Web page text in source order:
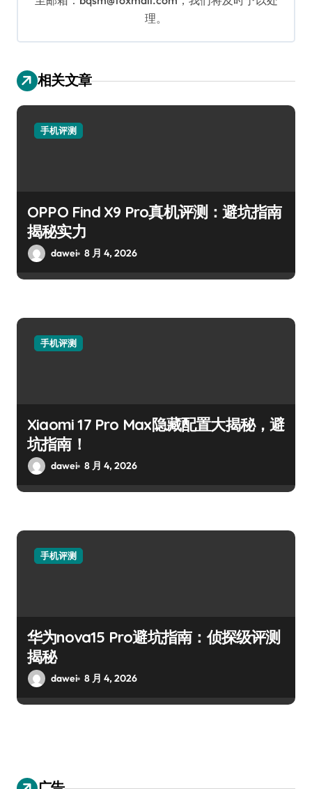
理。
相关文章
手机评测
OPPO Find X9 Pro真机评测：避坑指南
揭秘实力
dawei 8 月 4, 2026
手机评测
Xiaomi 17 Pro Max隐藏配置大揭秘，避
坑指南！
dawei 8 月 4, 2026
手机评测
华为nova15 Pro避坑指南：侦探级评测
揭秘
dawei 8 月 4, 2026